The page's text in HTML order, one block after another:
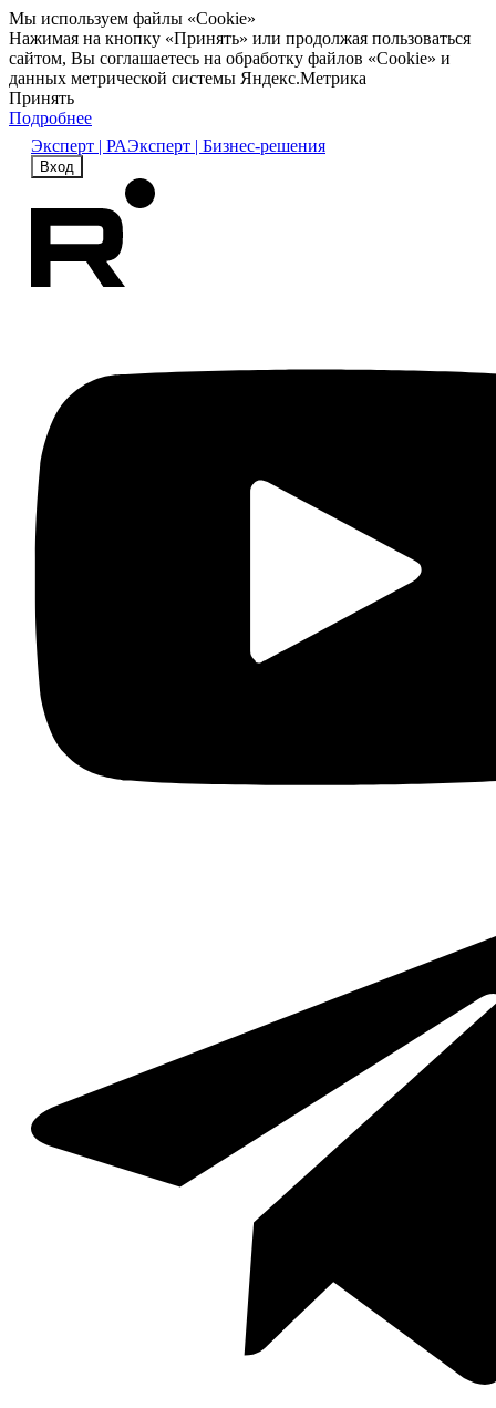
Мы используем файлы «Cookie»
Нажимая на кнопку «Принять» или продолжая пользоваться
сайтом, Вы соглашаетесь на обработку файлов «Cookie» и
данных метрической системы Яндекс.Метрика
Принять
Подробнее
Эксперт | РАЭксперт | Бизнес-решения
Вход